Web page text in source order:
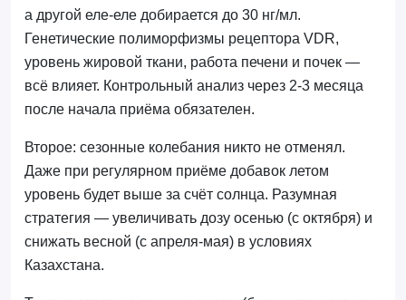
а другой еле-еле добирается до 30 нг/мл.
Генетические полиморфизмы рецептора VDR,
уровень жировой ткани, работа печени и почек —
всё влияет. Контрольный анализ через 2-3 месяца
после начала приёма обязателен.
Второе: сезонные колебания никто не отменял.
Даже при регулярном приёме добавок летом
уровень будет выше за счёт солнца. Разумная
стратегия — увеличивать дозу осенью (с октября) и
снижать весной (с апреля-мая) в условиях
Казахстана.